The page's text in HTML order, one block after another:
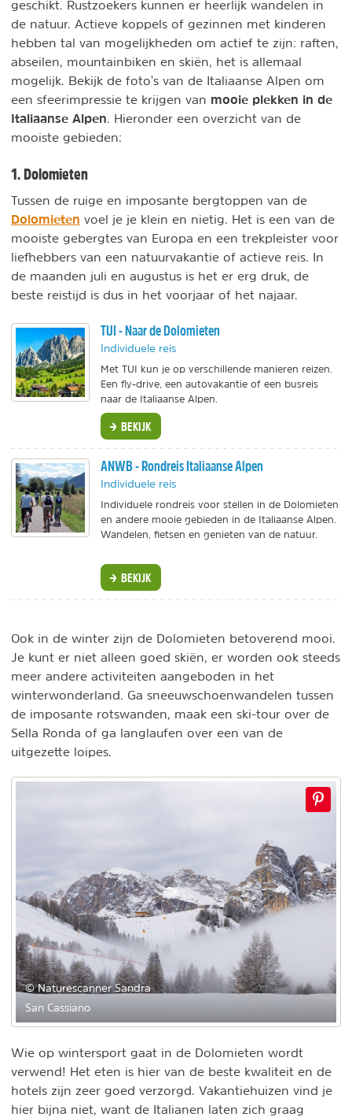
geschikt. Rustzoekers kunnen er heerlijk wandelen in
de natuur. Actieve koppels of gezinnen met kinderen
hebben tal van mogelijkheden om actief te zijn: raften,
abseilen, mountainbiken en skiën, het is allemaal
mogelijk. Bekijk de foto's van de Italiaanse Alpen om
een sfeerimpressie te krijgen van mooie plekken in de
Italiaanse Alpen . Hieronder een overzicht van de
mooiste gebieden:
1. Dolomieten
Tussen de ruige en imposante bergtoppen van de
Dolomieten voel je je klein en nietig. Het is een van de
mooiste gebergtes van Europa en een trekpleister voor
liefhebbers van een natuurvakantie of actieve reis. In
de maanden juli en augustus is het er erg druk, de
beste reistijd is dus in het voorjaar of het najaar.
TUI - Naar de Dolomieten
Individuele reis
Met TUI kun je op verschillende manieren reizen.
Een fly-drive, een autovakantie of een busreis
naar de Italiaanse Alpen.
BEKIJK
ANWB - Rondreis Italiaanse Alpen
Individuele reis
Individuele rondreis voor stellen in de Dolomieten
en andere mooie gebieden in de Italiaanse Alpen.
Wandelen, fietsen en genieten van de natuur.
BEKIJK
Ook in de winter zijn de Dolomieten betoverend mooi.
Je kunt er niet alleen goed skiën, er worden ook steeds
meer andere activiteiten aangeboden in het
winterwonderland. Ga sneeuwschoenwandelen tussen
de imposante rotswanden, maak een ski-tour over de
Sella Ronda of ga langlaufen over een van de
uitgezette loipes.
© Naturescanner Sandra
San Cassiano
Wie op wintersport gaat in de Dolomieten wordt
verwend! Het eten is hier van de beste kwaliteit en de
hotels zijn zeer goed verzorgd. Vakantiehuizen vind je
hier bijna niet, want de Italianen laten zich graag